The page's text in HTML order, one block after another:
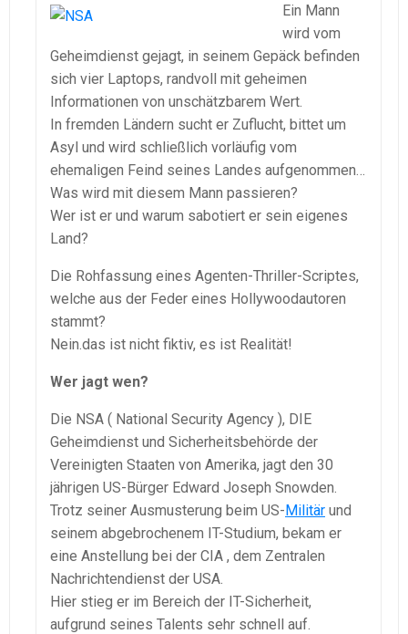
Ein Mann
wird vom
Geheimdienst gejagt, in seinem Gepäck befinden
sich vier Laptops, randvoll mit geheimen
Informationen von unschätzbarem Wert.
In fremden Ländern sucht er Zuflucht, bittet um
Asyl und wird schließlich vorläufig vom
ehemaligen Feind seines Landes aufgenommen…
Was wird mit diesem Mann passieren?
Wer ist er und warum sabotiert er sein eigenes
Land?
Die Rohfassung eines Agenten-Thriller-Scriptes,
welche aus der Feder eines Hollywoodautoren
stammt?
Nein.das ist nicht fiktiv, es ist Realität!
Wer jagt wen?
Die NSA ( National Security Agency ), DIE
Geheimdienst und Sicherheitsbehörde der
Vereinigten Staaten von Amerika, jagt den 30
jährigen US-Bürger Edward Joseph Snowden.
Trotz seiner Ausmusterung beim US-Militär und
seinem abgebrochenem IT-Studium, bekam er
eine Anstellung bei der CIA , dem Zentralen
Nachrichtendienst der USA.
Hier stieg er im Bereich der IT-Sicherheit,
aufgrund seines Talents sehr schnell auf.